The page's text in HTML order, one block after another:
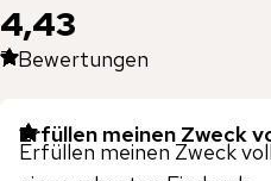
4,43
7Bewertungen
Erfüllen meinen Zweck
Erfüllen meinen Zweck